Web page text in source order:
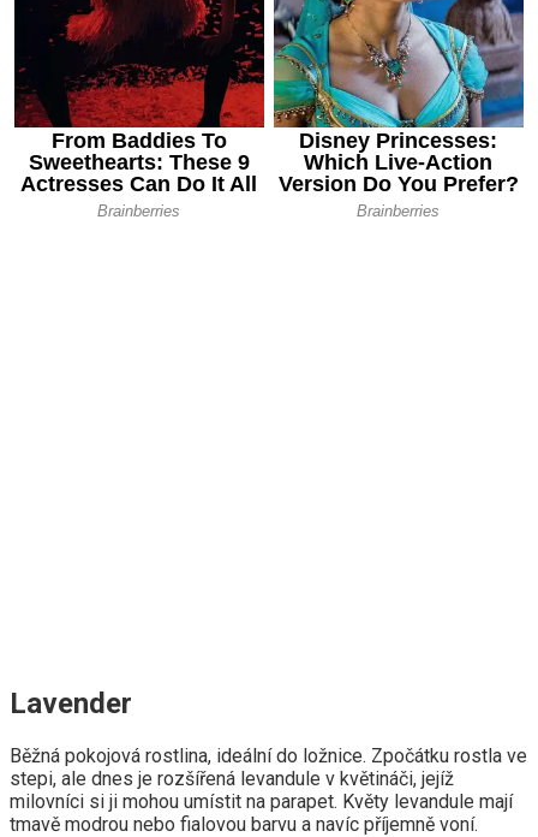
Lavender
Běžná pokojová rostlina, ideální do ložnice. Zpočátku rostla ve
stepi, ale dnes je rozšířená levandule v květináči, jejíž
milovníci si ji mohou umístit na parapet. Květy levandule mají
tmavě modrou nebo fialovou barvu a navíc příjemně voní.